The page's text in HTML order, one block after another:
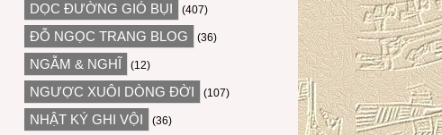
DỌC ĐƯỜNG GIÓ BỤI (407)
ĐỖ NGỌC TRANG BLOG (36)
NGẪM & NGHĨ (12)
NGƯỢC XUÔI DÒNG ĐỜI (107)
NHẬT KÝ GHI VỘI (36)